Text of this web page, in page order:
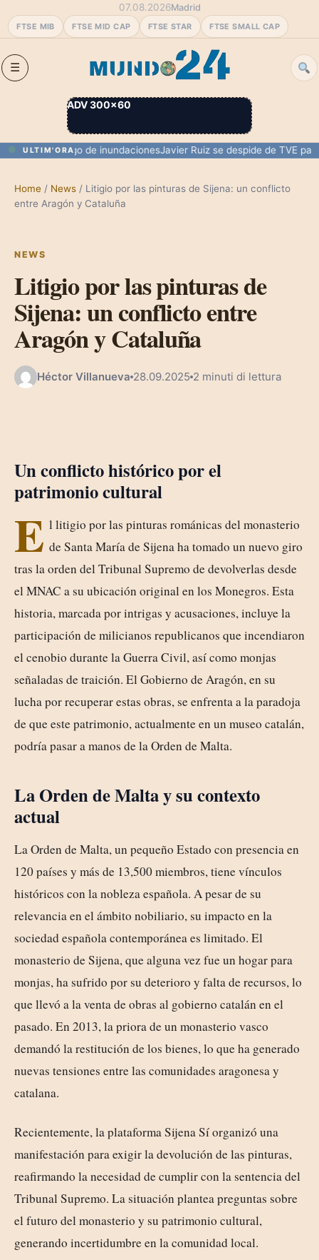
FTSE MIB FTSE MID CAP FTSE STAR FTSE SMALL CAP
07.08.2026Madrid
ADV 300×60
ULTIM'ORA
y riesgo de inundacionesJavier Ruiz se despide de TVE para
Home / News / Litigio por las pinturas de Sijena: un conflicto
entre Aragón y Cataluña
NEWS
Litigio por las pinturas de
Sijena: un conflicto entre
Aragón y Cataluña
Héctor Villanueva 28.09.2025 2 minuti di lettura
Un conflicto histórico por el
patrimonio cultural
E l litigio por las pinturas románicas del monasterio
de Santa María de Sijena ha tomado un nuevo giro
tras la orden del Tribunal Supremo de devolverlas desde
el MNAC a su ubicación original en los Monegros. Esta
historia, marcada por intrigas y acusaciones, incluye la
participación de milicianos republicanos que incendiaron
el cenobio durante la Guerra Civil, así como monjas
señaladas de traición. El Gobierno de Aragón, en su
lucha por recuperar estas obras, se enfrenta a la paradoja
de que este patrimonio, actualmente en un museo catalán,
podría pasar a manos de la Orden de Malta.
La Orden de Malta y su contexto
actual
La Orden de Malta, un pequeño Estado con presencia en
120 países y más de 13,500 miembros, tiene vínculos
históricos con la nobleza española. A pesar de su
relevancia en el ámbito nobiliario, su impacto en la
sociedad española contemporánea es limitado. El
monasterio de Sijena, que alguna vez fue un hogar para
monjas, ha sufrido por su deterioro y falta de recursos, lo
que llevó a la venta de obras al gobierno catalán en el
pasado. En 2013, la priora de un monasterio vasco
demandó la restitución de los bienes, lo que ha generado
nuevas tensiones entre las comunidades aragonesa y
catalana.
Recientemente, la plataforma Sijena Sí organizó una
manifestación para exigir la devolución de las pinturas,
reafirmando la necesidad de cumplir con la sentencia del
Tribunal Supremo. La situación plantea preguntas sobre
el futuro del monasterio y su patrimonio cultural,
generando incertidumbre en la comunidad local.